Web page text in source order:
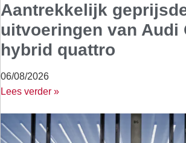
Aantrekkelijk
uitvoeringen van Audi
hybrid quattro
06/08/2026
Lees verder »